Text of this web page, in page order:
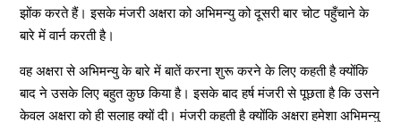
झोंक करते हैं। इसके मंजरी अक्षरा को अभिमन्यु को दूसरी बार चोट पहुँचाने के
बारे में वार्न करती है।
वह अक्षरा से अभिमन्यु के बारे में बातें करना शुरू करने के लिए कहती है क्योंकि
बाद ने उसके लिए बहुत कुछ किया है। इसके बाद हर्ष मंजरी से पूछता है कि उसने
केवल अक्षरा को ही सलाह क्यों दी। मंजरी कहती है क्योंकि अक्षरा हमेशा अभिमन्यु